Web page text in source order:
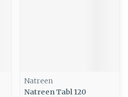
Natreen
Natreen Tabl 120